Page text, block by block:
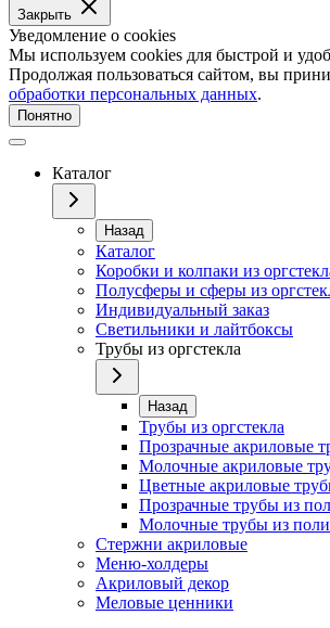
Закрыть
Уведомление о cookies
Мы используем cookies для быстрой и
Продолжая пользоваться сайтом, вы
обработки персональных данных.
Понятно
Каталог
Назад
Каталог
Коробки и колпаки из
Полусферы и сферы из
Индивидуальный заказ
Светильники и лайтбоксы
Трубы из оргстекла
Назад
Трубы из оргстекла
Прозрачные акриловые
Молочные акриловые
Цветные акриловые
Прозрачные трубы из
Молочные трубы из
Стержни акриловые
Меню-холдеры
Акриловый декор
Меловые ценники